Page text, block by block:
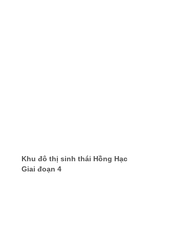
Khu đô thị sinh thái Hồng Hạc
Giai đoạn 4